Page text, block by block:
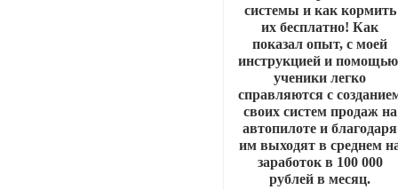
системы и как кормить
их бесплатно! Как
показал опыт, с моей
инструкцией и
ученики легко
справляются с
своих систем продаж на
автопилоте и благодаря
им выходят в среднем
заработок в 100 000
рублей в месяц.